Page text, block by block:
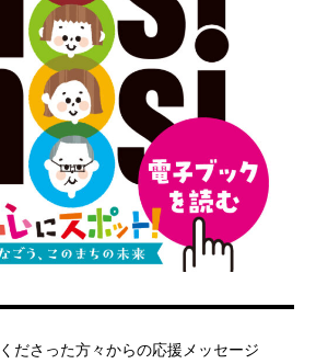
ださった方々からの応援メッセージ